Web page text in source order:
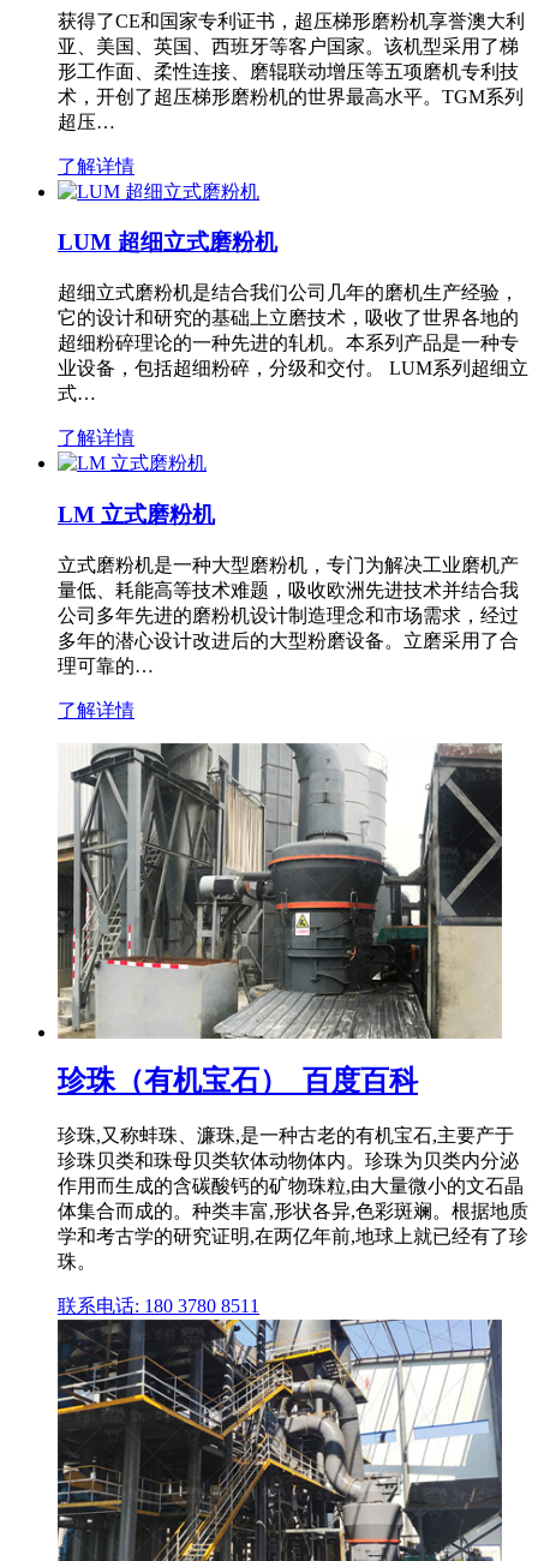
获得了CE和国家专利证书，超压梯形磨粉机享誉澳大利
亚、美国、英国、西班牙等客户国家。该机型采用了梯
形工作面、柔性连接、磨辊联动增压等五项磨机专利技
术，开创了超压梯形磨粉机的世界最高水平。TGM系列
超压…
了解详情
LUM 超细立式磨粉机
超细立式磨粉机是结合我们公司几年的磨机生产经验，
它的设计和研究的基础上立磨技术，吸收了世界各地的
超细粉碎理论的一种先进的轧机。本系列产品是一种专
业设备，包括超细粉碎，分级和交付。 LUM系列超细立
式…
了解详情
LM 立式磨粉机
立式磨粉机是一种大型磨粉机，专门为解决工业磨机产
量低、耗能高等技术难题，吸收欧洲先进技术并结合我
公司多年先进的磨粉机设计制造理念和市场需求，经过
多年的潜心设计改进后的大型粉磨设备。立磨采用了合
理可靠的…
了解详情
珍珠（有机宝石）_百度百科
珍珠,又称蚌珠、濂珠,是一种古老的有机宝石,主要产于
珍珠贝类和珠母贝类软体动物体内。珍珠为贝类内分泌
作用而生成的含碳酸钙的矿物珠粒,由大量微小的文石晶
体集合而成的。种类丰富,形状各异,色彩斑斓。根据地质
学和考古学的研究证明,在两亿年前,地球上就已经有了珍
珠。
联系电话: 180 3780 8511